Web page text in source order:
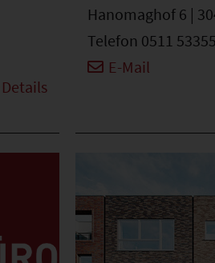
Details
Hanomaghof 6 |
Telefon 0511
E-Mail